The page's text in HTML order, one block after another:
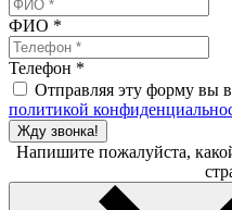
ФИО *
Телефон *
Отправляя эту форму вы
политикой
Жду звонка!
Напишите пожалуйста,